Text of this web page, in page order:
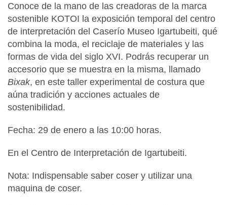
Conoce de la mano de las creadoras de la marca
sostenible KOTOI la exposición temporal del centro
de interpretación del Caserío Museo Igartubeiti, qué
combina la moda, el reciclaje de materiales y las
formas de vida del siglo XVI. Podrás recuperar un
accesorio que se muestra en la misma, llamado
Bixak, en este taller experimental de costura que
aúna tradición y acciones actuales de
sostenibilidad.
Fecha: 29 de enero a las 10:00 horas.
En el Centro de Interpretación de Igartubeiti.
Nota: Indispensable saber coser y utilizar una
maquina de coser.